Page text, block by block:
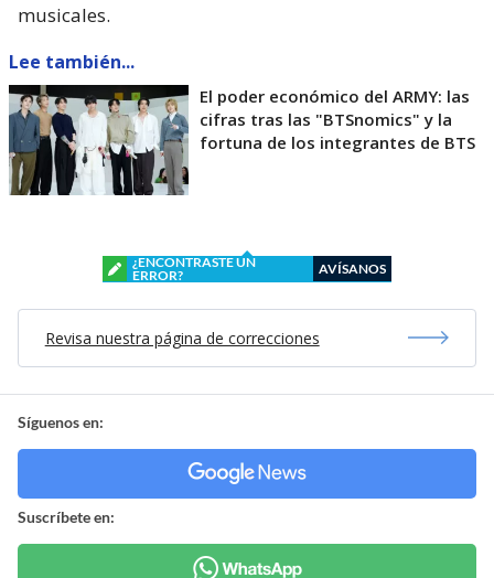
musicales.
Lee también...
El poder económico del ARMY: las
cifras tras las "BTSnomics" y la
fortuna de los integrantes de BTS
¿ENCONTRASTE UN
ERROR?
AVÍSANOS
Revisa nuestra página de correcciones
Síguenos en:
Suscríbete en: